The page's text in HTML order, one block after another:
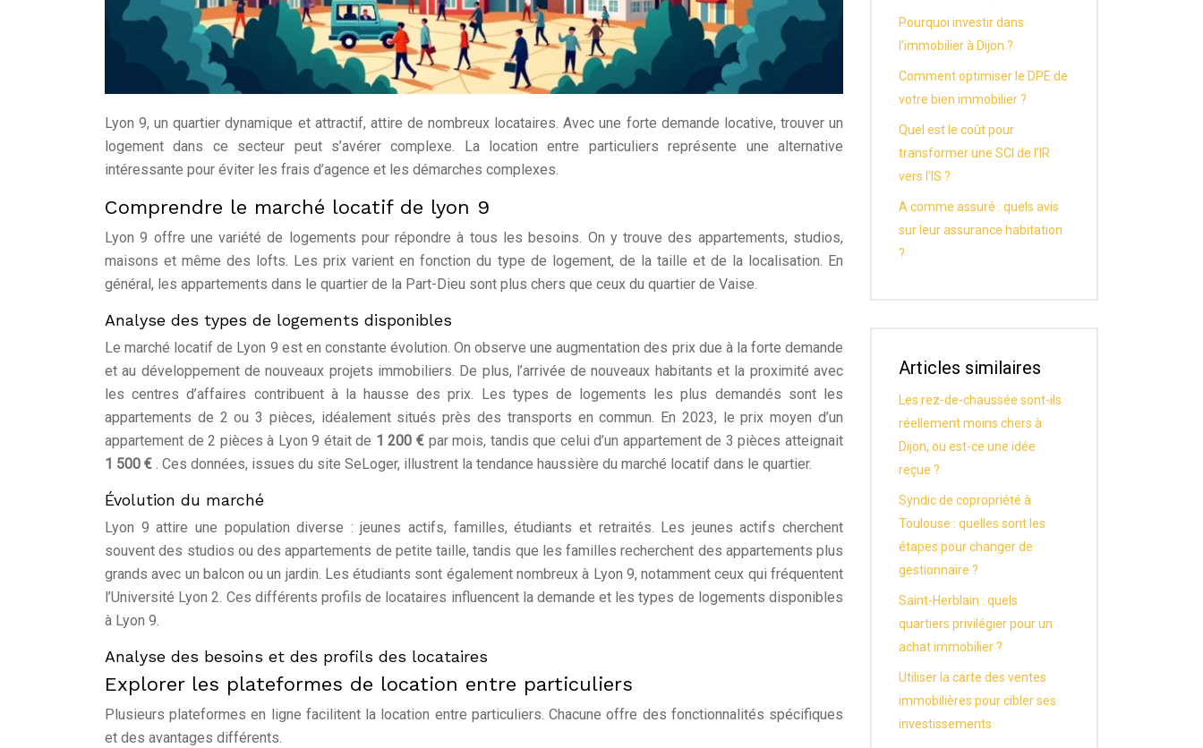
Lyon 9, un quartier dynamique et attractif, attire de nombreux locataires. Avec une forte demande locative, trouver un
logement dans ce secteur peut s’avérer complexe. La location entre particuliers représente une alternative
intéressante pour éviter les frais d’agence et les démarches complexes.
Comprendre le marché locatif de lyon 9
Lyon 9 offre une variété de logements pour répondre à tous les besoins. On y trouve des appartements, studios,
maisons et même des lofts. Les prix varient en fonction du type de logement, de la taille et de la localisation. En
général, les appartements dans le quartier de la Part-Dieu sont plus chers que ceux du quartier de Vaise.
Analyse des types de logements disponibles
Le marché locatif de Lyon 9 est en constante évolution. On observe une augmentation des prix due à la forte demande
et au développement de nouveaux projets immobiliers. De plus, l’arrivée de nouveaux habitants et la proximité avec
les centres d’affaires contribuent à la hausse des prix. Les types de logements les plus demandés sont les
appartements de 2 ou 3 pièces, idéalement situés près des transports en commun. En 2023, le prix moyen d’un
appartement de 2 pièces à Lyon 9 était de 1 200 € par mois, tandis que celui d’un appartement de 3 pièces atteignait
1 500 € . Ces données, issues du site SeLoger, illustrent la tendance haussière du marché locatif dans le quartier.
Évolution du marché
Lyon 9 attire une population diverse : jeunes actifs, familles, étudiants et retraités. Les jeunes actifs cherchent
souvent des studios ou des appartements de petite taille, tandis que les familles recherchent des appartements plus
grands avec un balcon ou un jardin. Les étudiants sont également nombreux à Lyon 9, notamment ceux qui fréquentent
l’Université Lyon 2. Ces différents profils de locataires influencent la demande et les types de logements disponibles
à Lyon 9.
Analyse des besoins et des profils des locataires
Explorer les plateformes de location entre particuliers
Plusieurs plateformes en ligne facilitent la location entre particuliers. Chacune offre des fonctionnalités spécifiques
et des avantages différents.
Pourquoi investir dans
l’immobilier à Dijon ?
Comment optimiser le DPE de
votre bien immobilier ?
Quel est le coût pour
transformer une SCI de l’IR
vers l’IS ?
A comme assuré : quels avis
sur leur assurance habitation
?
Articles similaires
Les rez-de-chaussée sont-ils
réellement moins chers à
Dijon, ou est-ce une idée
reçue ?
Syndic de copropriété à
Toulouse : quelles sont les
étapes pour changer de
gestionnaire ?
Saint-Herblain : quels
quartiers privilégier pour un
achat immobilier ?
Utiliser la carte des ventes
immobilières pour cibler ses
investissements